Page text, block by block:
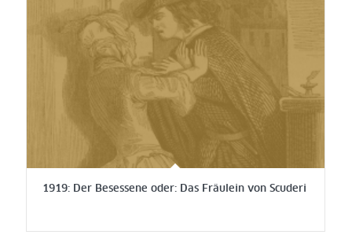
1919: Der Besessene oder: Das Fräulein von Scuderi